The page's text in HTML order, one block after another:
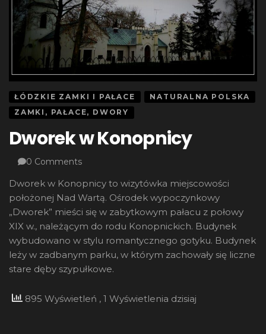
ŁÓDZKIE ZAMKI I PAŁACE
NATURALNA POLSKA
ZAMKI, PAŁACE, DWORY
Dworek w Konopnicy
0 Comments
Dworek w Konopnicy to wizytówka miejscowości
położonej Nad Wartą. Ośrodek wypoczynkowy
„Dworek” mieści się w zabytkowym pałacu z połowy
XIX w., należącym do rodu Konopnickich. Budynek
wybudowano w stylu romantycznego gotyku. Budynek
leży w zadbanym parku, w którym zachowały się liczne
stare dęby szypułkowe.
895 Wyświetleń , 1 Wyświetlenia dzisiaj